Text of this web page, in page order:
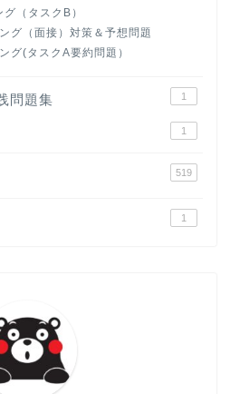
（タスクB）
グ（面接）対策＆予想問題
グ(タスクA要約問題）
問題集 1
1
519
1
学入試英語対策講座
言・格言・カッコい
＆素敵な英文フレー